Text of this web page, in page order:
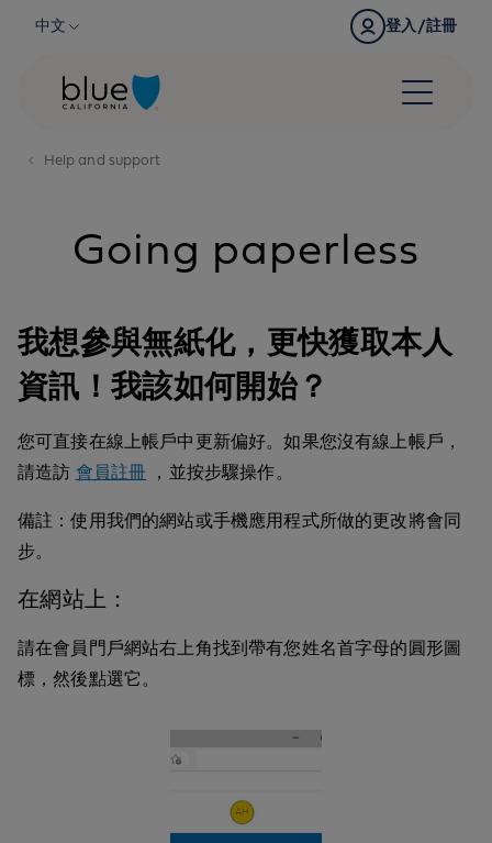
Skip to content
中文 登入/註冊
Help and support
Going paperless
我想參與無紙化，更快獲取本人
資訊！我該如何開始？
您可直接在線上帳戶中更新偏好。如果您沒有線上帳戶，
請造訪 會員註冊 ，並按步驟操作。
備註：使用我們的網站或手機應用程式所做的更改將會同
步。
在網站上：
請在會員門戶網站右上角找到帶有您姓名首字母的圓形圖
標，然後點選它。